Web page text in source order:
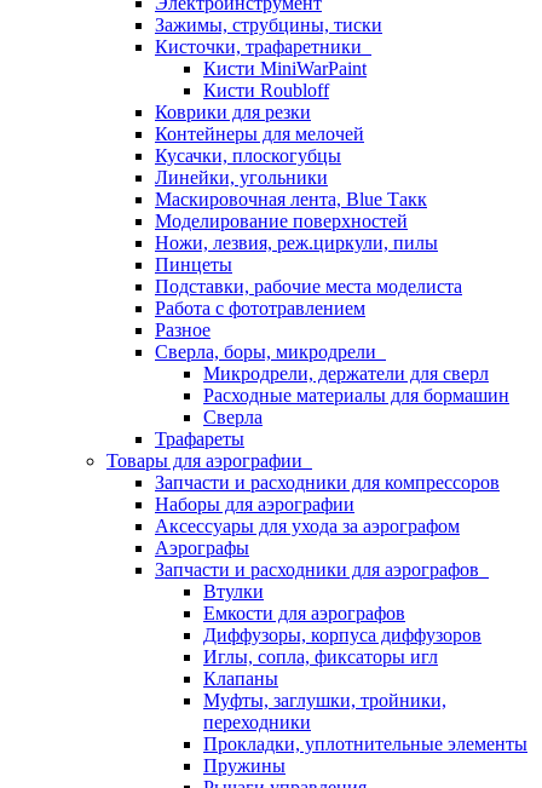
Зажимы, струбцины, тиски
Кисточки, трафаретники
Кисти MiniWarPaint
Кисти Roubloff
Коврики для резки
Контейнеры для мелочей
Кусачки, плоскогубцы
Линейки, угольники
Маскировочная лента, Blue Такк
Моделирование поверхностей
Ножи, лезвия, реж.циркули, пилы
Пинцеты
Подставки, рабочие места моделиста
Работа с фототравлением
Разное
Сверла, боры, микродрели
Микродрели, держатели для сверл
Расходные материалы для бормашин
Сверла
Трафареты
Товары для аэрографии
Запчасти и расходники для компрессоров
Наборы для аэрографии
Аксессуары для ухода за аэрографом
Аэрографы
Запчасти и расходники для аэрографов
Втулки
Емкости для аэрографов
Диффузоры, корпуса диффузоров
Иглы, сопла, фиксаторы игл
Клапаны
Муфты, заглушки, тройники,
переходники
Прокладки, уплотнительные элементы
Пружины